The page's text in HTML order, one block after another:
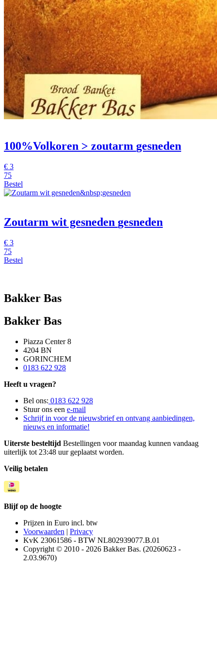
100%Volkoren > zoutarm gesneden
€ 3
75
Bestel
Zoutarm wit gesneden gesneden
€ 3
75
Bestel
Bakker Bas
Bakker Bas
Piazza Center 8
4204 BN
GORINCHEM
0183 622 928
Heeft u vragen?
Bel ons: 0183 622 928
Stuur ons een e-mail
Schrijf in voor de nieuwsbrief en ontvang aanbiedingen,
nieuws en informatie!
Uiterste besteltijd Bestellingen voor maandag kunnen vandaag
uiterlijk tot 23:48 uur geplaatst worden.
Veilig betalen
Blijf op de hoogte
Prijzen in Euro incl. btw
Voorwaarden | Privacy
KvK 23061586 - BTW NL802939077.B.01
Copyright © 2010 - 2026 Bakker Bas. (20260623 -
2.03.9670)